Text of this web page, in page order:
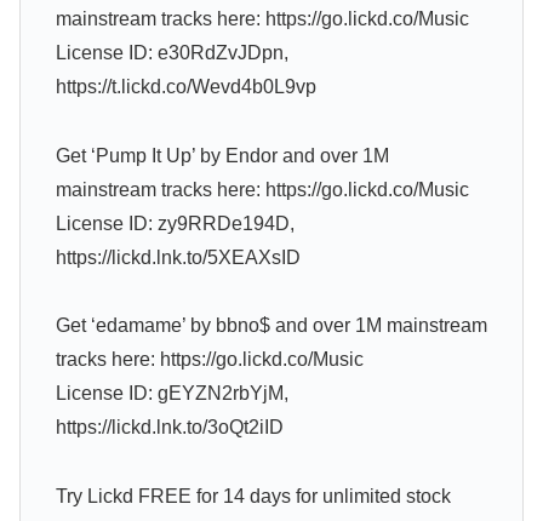
mainstream tracks here: https://go.lickd.co/Music
License ID: e30RdZvJDpn,
https://t.lickd.co/Wevd4b0L9vp
Get ‘Pump It Up’ by Endor and over 1M
mainstream tracks here: https://go.lickd.co/Music
License ID: zy9RRDe194D,
https://lickd.lnk.to/5XEAXsID
Get ‘edamame’ by bbno$ and over 1M mainstream
tracks here: https://go.lickd.co/Music
License ID: gEYZN2rbYjM,
https://lickd.lnk.to/3oQt2iID
Try Lickd FREE for 14 days for unlimited stock